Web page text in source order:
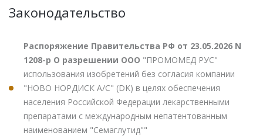
Законодательство
Распоряжение Правительства РФ от 23.05.2026 N
1208-р О разрешении ООО "ПРОМОМЕД РУС"
использования изобретений без согласия компании
"НОВО НОРДИСК А/С" (DK) в целях обеспечения
населения Российской Федерации лекарственными
препаратами с международным непатентованным
наименованием "Семаглутид""